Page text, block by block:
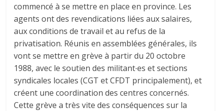
commencé à se mettre en place en province. Les
agents ont des revendications liées aux salaires,
aux conditions de travail et au refus de la
privatisation. Réunis en assemblées générales, ils
vont se mettre en grève à partir du 20 octobre
1988, avec le soutien des militant∙es et sections
syndicales locales (CGT et CFDT principalement), et
créent une coordination des centres concernés.
Cette grève a très vite des conséquences sur la